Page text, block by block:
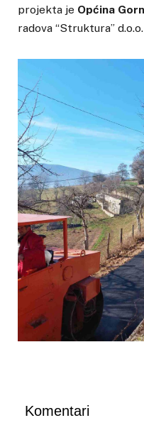
projekta je Općina
radova “Struktura”
Komentari